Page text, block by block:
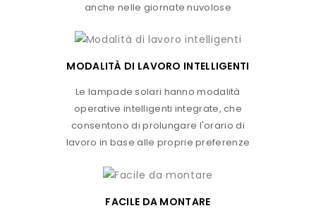
anche nelle giornate nuvolose
MODALITÀ DI LAVORO INTELLIGENTI
Le lampade solari hanno modalità
operative intelligenti integrate, che
consentono di prolungare l'orario di
lavoro in base alle proprie preferenze
FACILE DA MONTARE